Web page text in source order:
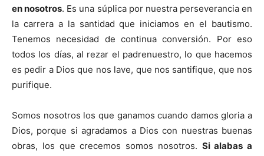
en nosotros. Es una súplica por nuestra perseverancia en
la carrera a la santidad que iniciamos en el bautismo.
Tenemos necesidad de continua conversión. Por eso
todos los días, al rezar el padrenuestro, lo que hacemos
es pedir a Dios que nos lave, que nos santifique, que nos
purifique.
Somos nosotros los que ganamos cuando damos gloria a
Dios, porque si agradamos a Dios con nuestras buenas
obras, los que crecemos somos nosotros. Si alabas a